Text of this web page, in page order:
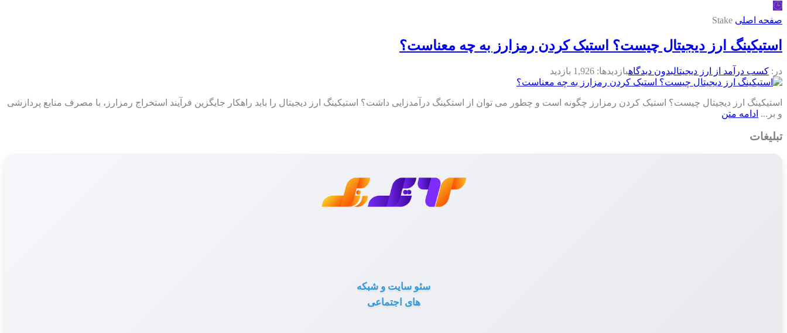
🕒
صفحه اصلی Stake
استیکینگ ارز دیجیتال چیست؟ استیک کردن رمزارز به چه معناست؟
در: کسب درآمد از ارز دیجیتالبدون دیدگاهبازدیدها: 1,926 بازدید
استیکینگ ارز دیجیتال چیست؟ استیک کردن رمزارز چگونه است و چطور می توان از استکینگ درآمدزایی داشت؟ استیکینگ ارز دیجیتال را باید راهکار جایگزین فرآیند استخراج رمزارز، با مصرف منابع پردازشی
و بر... ادامه متن
تبلیغات
سئو سایت و شبکه
های اجتماعی